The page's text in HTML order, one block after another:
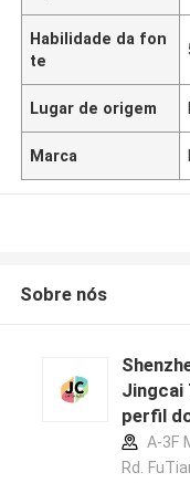
Habilidade da fon
te
Lugar de origem
Marca
Sobre nós
Jingcai
perfil
A-3F
Rd.